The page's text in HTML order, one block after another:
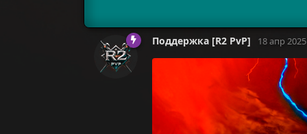
Поддержка [R2 PvP] 18 апр 2025